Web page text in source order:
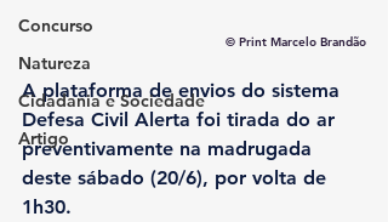
Concurso
Natureza
Cidadania e Sociedade
Artigo
© Print Marcelo Brandão
A plataforma de envios do sistema
Defesa Civil Alerta foi tirada do ar
preventivamente na madrugada
deste sábado (20/6), por volta de
1h30.